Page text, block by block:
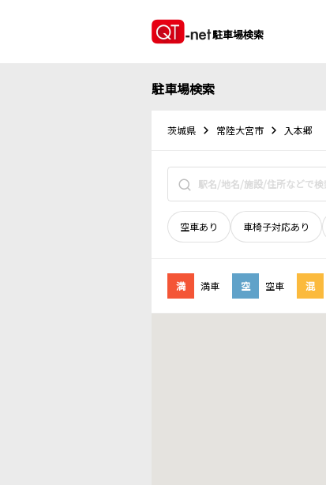
駐車場検索
駐車場検索
茨城県 常陸大宮市 入本郷
空車あり 車椅子対応あり
満 満車 空 空車 混